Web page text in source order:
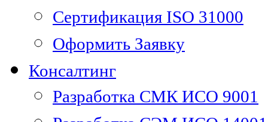
Сертификация ISO 31000
Оформить Заявку
Консалтинг
Разработка СМК ИСО 9001